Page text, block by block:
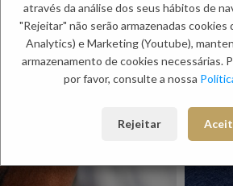
através da análise dos seus hábitos de
"Rejeitar" não serão armazenadas
Analytics) e Marketing (Youtube),
armazenamento de cookies necessárias.
por favor, consulte a nossa
Rejeitar